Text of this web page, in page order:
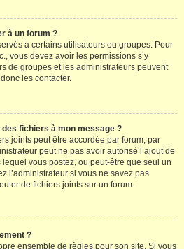
à un forum ?
à certains utilisateurs ou groupes. Pour
vous devez avoir les permissions s’y
de groupes et les administrateurs peuvent
les contacter.
fichiers à mon message ?
joints peut être accordée par forum, par
peut ne pas avoir autorisé l’ajout de
vous postez, ou peut-être que seul un
l’administrateur si vous ne savez pas
de fichiers joints sur un forum.
?
ensemble de règles pour son site. Si vous